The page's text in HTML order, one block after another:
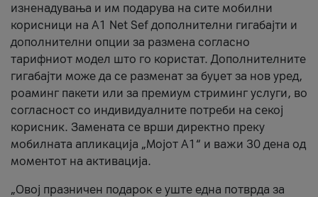
изненадувања и им подарува на сите мобилни
корисници на A1 Net Sef дополнителни гигабајти и
дополнителни опции за размена согласно
тарифниот модел што го користат. Дополнителните
гигабајти може да се разменат за буџет за нов уред,
роаминг пакети или за премиум стриминг услуги, во
согласност со индивидуалните потреби на секој
корисник. Замената се врши директно преку
мобилната апликација „Мојот А1“ и важи 30 дена од
моментот на активација.
„Овој празничен подарок е уште една потврда за